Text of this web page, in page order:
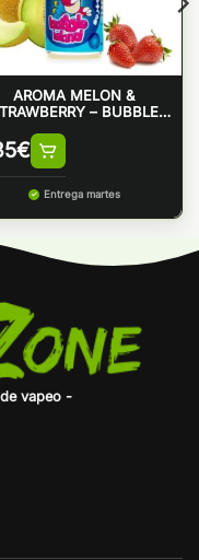
AROMA MELON &
– BUBBLE
€
Entrega martes
vapeo -